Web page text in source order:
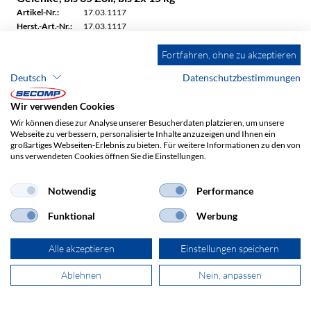
Artikel-Nr.:
17.03.1117
Herst.-Art.-Nr.:
17.03.1117
Unsere TOP-Produkte
Wenn sich Qualitätsmanagement, Produktmanagement und
Fortfahren, ohne zu akzeptieren
Deutsch
Datenschutzbestimmungen
Wir verwenden Cookies
Wir können diese zur Analyse unserer Besucherdaten platzieren, um unsere
Webseite zu verbessern, personalisierte Inhalte anzuzeigen und Ihnen ein
großartiges Webseiten-Erlebnis zu bieten. Für weitere Informationen zu den von
uns verwendeten Cookies öffnen Sie die Einstellungen.
Notwendig Performance
Funktional Werbung
Alle akzeptieren Einstellungen speichern
Ablehnen Nein, anpassen